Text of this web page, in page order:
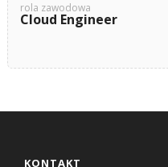
rola zawodowa
Cloud Engineer
KONTAKT